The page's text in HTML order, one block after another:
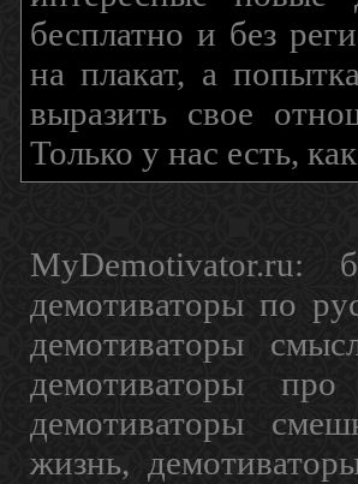
бесплатно и без
на плакат, а
выразить свое
Только у нас есть, как
MyDemotivator.ru:
демотиваторы по
демотиваторы
демотиваторы
демотиваторы
жизнь,